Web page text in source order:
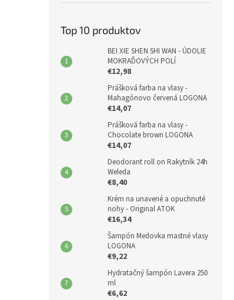
Top 10 produktov
BEI XIE SHEN SHI WAN - ÚDOLIE
MOKRAĎOVÝCH POLÍ
€12,98
Prášková farba na vlasy -
Mahagónovo červená LOGONA
€14,07
Prášková farba na vlasy -
Chocolate brown LOGONA
€14,07
Deodorant roll on Rakytník 24h
Weleda
€8,40
Krém na unavené a opuchnuté
nohy - Original ATOK
€16,34
Šampón Medovka mastné vlasy
LOGONA
€9,22
Hydratačný šampón Lavera 250
ml
€6,62